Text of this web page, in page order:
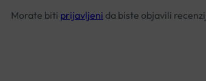
Morate biti prijavljeni da biste objavili